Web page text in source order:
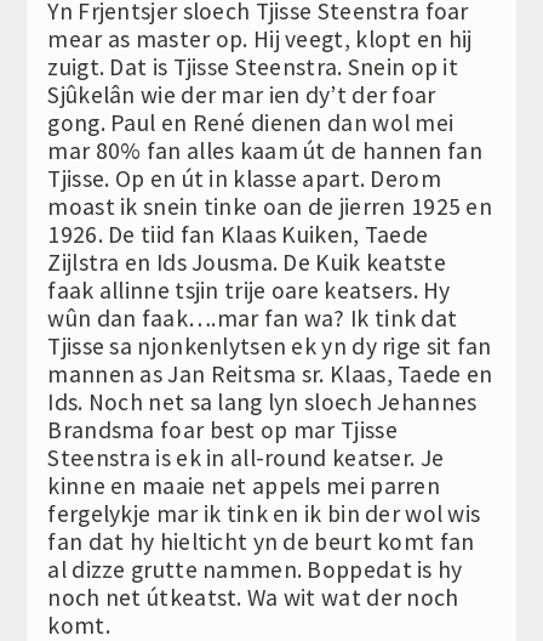
Yn Frjentsjer sloech Tjisse Steenstra foar
mear as master op. Hij veegt, klopt en hij
zuigt. Dat is Tjisse Steenstra. Snein op it
Sjûkelân wie der mar ien dy’t der foar
gong. Paul en René dienen dan wol mei
mar 80% fan alles kaam út de hannen fan
Tjisse. Op en út in klasse apart. Derom
moast ik snein tinke oan de jierren 1925 en
1926. De tiid fan Klaas Kuiken, Taede
Zijlstra en Ids Jousma. De Kuik keatste
faak allinne tsjin trije oare keatsers. Hy
wûn dan faak….mar fan wa? Ik tink dat
Tjisse sa njonkenlytsen ek yn dy rige sit fan
mannen as Jan Reitsma sr. Klaas, Taede en
Ids. Noch net sa lang lyn sloech Jehannes
Brandsma foar best op mar Tjisse
Steenstra is ek in all-round keatser. Je
kinne en maaie net appels mei parren
fergelykje mar ik tink en ik bin der wol wis
fan dat hy hielticht yn de beurt komt fan
al dizze grutte nammen. Boppedat is hy
noch net útkeatst. Wa wit wat der noch
komt.